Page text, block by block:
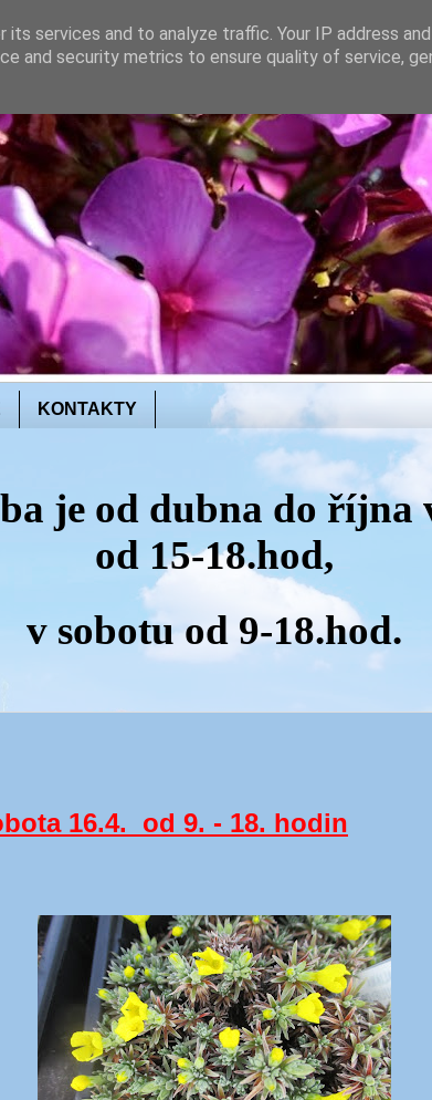
KONTAKTY
je od dubna do října
od 15-18.hod,
v sobotu od 9-18.hod.
16.4. od 9. - 18. hodin
services and to analyze traffic. Your IP address
and security metrics to ensure quality of service,